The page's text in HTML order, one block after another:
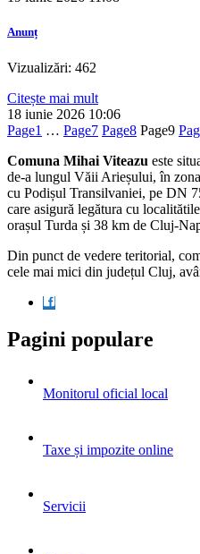
Anunț
Vizualizări: 462
Citește mai mult
18 iunie 2026 10:06
Page1 … Page7 Page8 Page9
Comuna Mihai Viteazu este
de-a lungul Văii Arieșului, în
cu Podișul Transilvaniei, pe DN
care asigură legătura cu
orașul Turda și 38 km de Cluj-
Din punct de vedere teritorial,
cele mai mici din județul Cluj,
Pagini populare
Monitorul oficial local
Taxe și impozite online
Servicii